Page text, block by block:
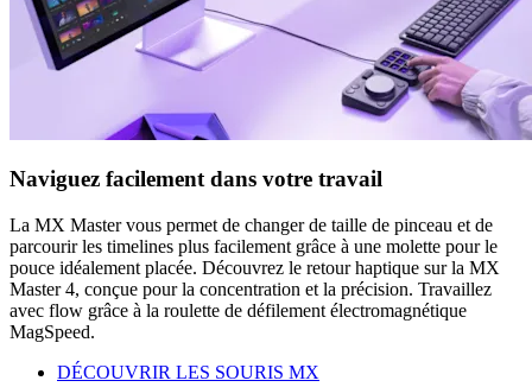
Naviguez facilement dans votre travail
La MX Master vous permet de changer de taille de pinceau et de
parcourir les timelines plus facilement grâce à une molette pour le
pouce idéalement placée. Découvrez le retour haptique sur la MX
Master 4, conçue pour la concentration et la précision. Travaillez
avec flow grâce à la roulette de défilement électromagnétique
MagSpeed.
DÉCOUVRIR LES SOURIS MX